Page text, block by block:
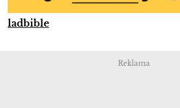
ladbible
Reklama